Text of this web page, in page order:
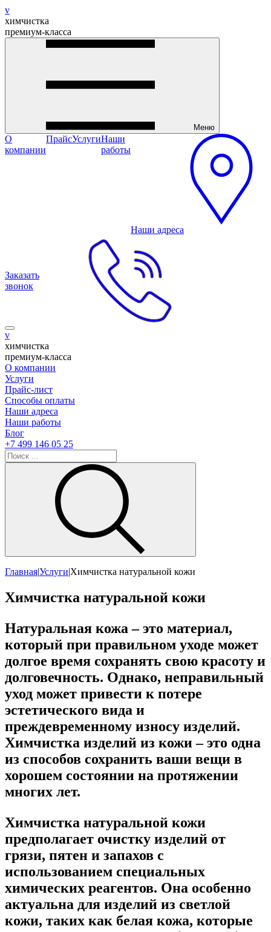
v
химчистка
премиум-класса
Меню
О
компании
ПрайсУслугиНаши
работы
Наши адреса
Заказать
звонок
v
химчистка
премиум-класса
О компании
Услуги
Прайс-лист
Способы оплаты
Наши адреса
Наши работы
Блог
+7 499 146 05 25
Главная|Услуги|Химчистка натуральной кожи
Химчистка натуральной кожи
Натуральная кожа – это материал,
который при правильном уходе может
долгое время сохранять свою красоту и
долговечность. Однако, неправильный
уход может привести к потере
эстетического вида и
преждевременному износу изделий.
Химчистка изделий из кожи – это одна
из способов сохранить ваши вещи в
хорошем состоянии на протяжении
многих лет.
Химчистка натуральной кожи
предполагает очистку изделий от
грязи, пятен и запахов с
использованием специальных
химических реагентов. Она особенно
актуальна для изделий из светлой
кожи, таких как белая кожа, которые